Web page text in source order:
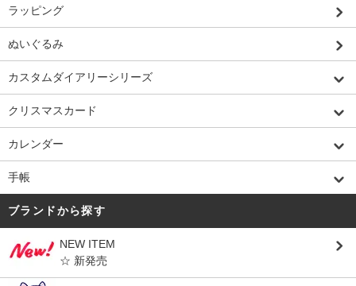
ラッピング
ぬいぐるみ
カスタムダイアリーシリーズ
クリスマスカード
カレンダー
手帳
ブランドから探す
NEW ITEM
☆ 新発売